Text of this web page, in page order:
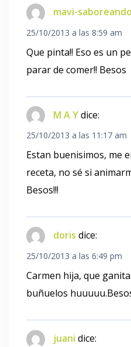
mavi-
25/10/2013 a las 8:59 am
Que pinta!! Eso es un
parar de comer!! Besos
M A Ydice:
25/10/2013 a las 11:17 am
Estan buenisimos, me
receta, no sé si
Besos!!!
doris dice:
25/10/2013 a las 6:49 pm
Carmen hija, que
buñuelos
juani dice: